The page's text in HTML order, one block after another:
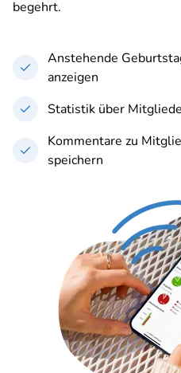
begehrt.
Anstehende
anzeigen
Statistik über
Kommentare zu
speichern